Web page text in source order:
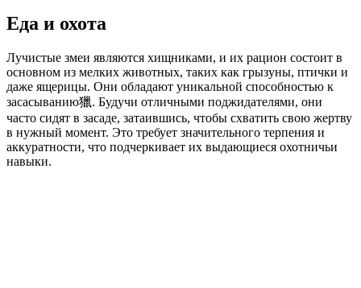
Еда и охота
Лучистые змеи являются хищниками, и их рацион состоит в
основном из мелких животных, таких как грызуны, птички и
даже ящерицы. Они обладают уникальной способностью к
засасыванию獵. Будучи отличными поджидателями, они
часто сидят в засаде, затаившись, чтобы схватить свою жертву
в нужный момент. Это требует значительного терпения и
аккуратности, что подчеркивает их выдающиеся охотничьи
навыки.